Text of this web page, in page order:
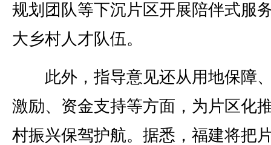
规划团队等下沉片区开展陪伴式服
大乡村人才队伍。
此外，指导意见还从用地保障
激励、资金支持等方面，为片区化
村振兴保驾护航。据悉，福建将把